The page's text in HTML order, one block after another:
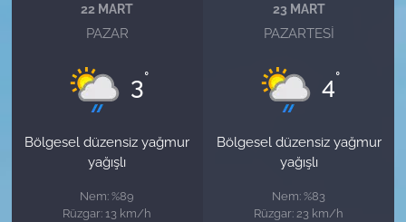
22 MART
PAZAR
3°
Bölgesel düzensiz yağmur
yağışlı
Nem: %89
Rüzgar: 13 km/h
23 MART
PAZARTESI
4°
Bölgesel düzensiz yağmur
yağışlı
Nem: %83
Rüzgar: 23 km/h